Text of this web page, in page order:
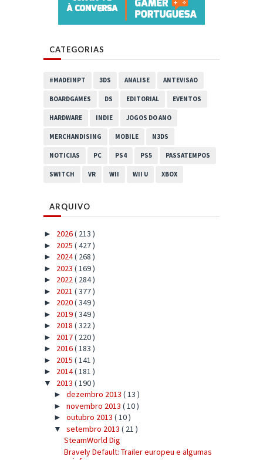
CATEGORIAS
#MADEINPT 3DS ANALISE ANTEVISAO
BOARDGAMES DS EDITORIAL EVENTOS
HARDWARE INDIE JOGOS DO ANO
MERCHANDISING MOBILE N3DS
NOTICIAS PC PS4 PS5 PASSATEMPOS
SWITCH VR WII WII U XBOX
ARQUIVO
► 2026( 213 )
► 2025 ( 427 )
► 2024( 268 )
► 2023 ( 169 )
► 2022( 284 )
► 2021 ( 377 )
► 2020( 349 )
► 2019( 349 )
► 2018 ( 322 )
► 2017( 220 )
► 2016( 183 )
► 2015 ( 141 )
► 2014( 181 )
▼ 2013 ( 190 )
► dezembro 2013 ( 13 )
► novembro 2013 ( 10 )
► outubro 2013 ( 10 )
▼ setembro 2013 ( 21 )
SteamWorld Dig
Bravely Default: Trailer europeu e algumas